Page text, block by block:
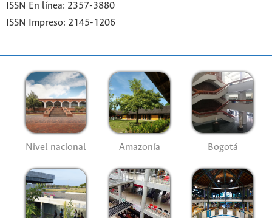
ISSN En línea: 2357-3880
ISSN Impreso: 2145-1206
Nivel nacional Amazonía Bogotá